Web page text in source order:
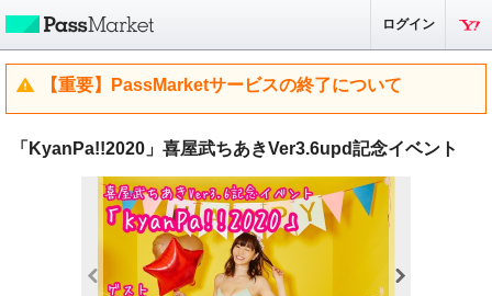
ログイン
【重要】PassMarketサービスの終了について
「KyanPa!!2020」喜屋武ちあきVer3.6upd記念イベント